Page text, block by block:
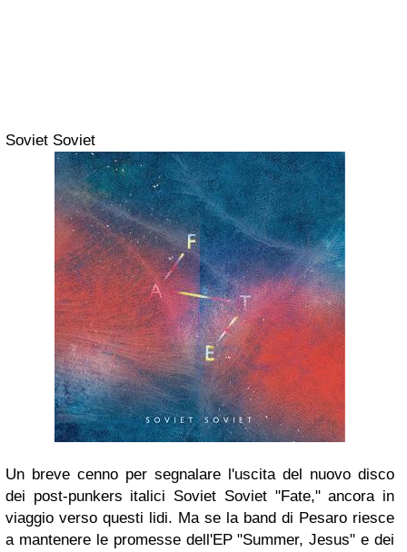
Soviet Soviet
Un breve cenno per segnalare l'uscita del nuovo disco
dei post-punkers italici Soviet Soviet "Fate," ancora in
viaggio verso questi lidi. Ma se la band di Pesaro riesce
a mantenere le promesse dell'EP "Summer, Jesus" e dei